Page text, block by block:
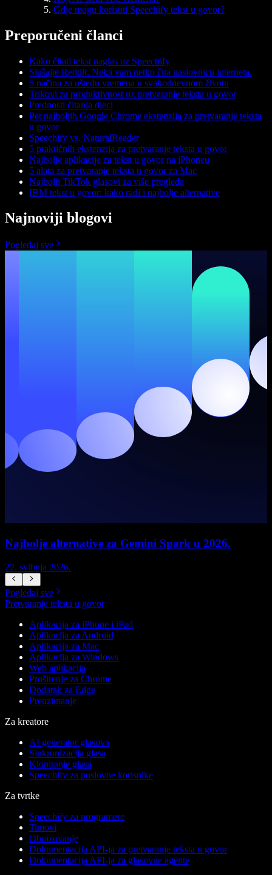
Gdje mogu koristiti Speechify tekst u govor?
Preporučeni članci
Kako čitati tekst naglas uz Speechify
Slušajte Reddit. Neka vam netko čita naslovnicu interneta.
5 načina za uštedu vremena u svakodnevnom životu
Trikovi za produktivnost uz pretvaranje teksta u govor
Prednosti čitanja djeci
Pet najboljih Google Chrome ekstenzija za pretvaranje teksta
u govor
Speechify vs. NaturalReader
5 praktičnih ekstenzija za pretvaranje teksta u govor
Najbolje aplikacije za tekst u govor na iPhoneu
5 alata za pretvaranje teksta u govor za Mac
Najbolji TikTok glasovi za više pregleda
IBM tekst u govor: kako radi i najbolje alternative
Najnoviji blogovi
Pogledaj sve
Najbolje alternative za Gemini Spark u 2026.
22. svibnja 2026.
Pogledaj sve
Pretvaranje teksta u govor
Aplikacija za iPhone i iPad
Aplikacija za Android
Aplikacija za Mac
Aplikacija za Windows
Web aplikacija
Proširenje za Chrome
Dodatak za Edge
Preuzimanje
Za kreatore
AI generator glasova
Sinkronizacija glasa
Kloniranje glasa
Speechify za poslovne korisnike
Za tvrtke
Speechify za programere
Timovi
Obrazovanje
Dokumentacija API-ja za pretvaranje teksta u govor
Dokumentacija API-ja za glasovne agente